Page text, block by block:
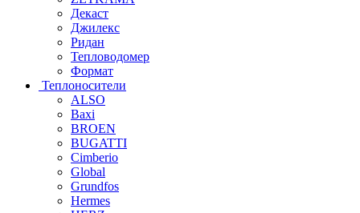
Декаст
Джилекс
Ридан
Тепловодомер
Формат
Теплоносители
ALSO
Baxi
BROEN
BUGATTI
Cimberio
Global
Grundfos
Hermes